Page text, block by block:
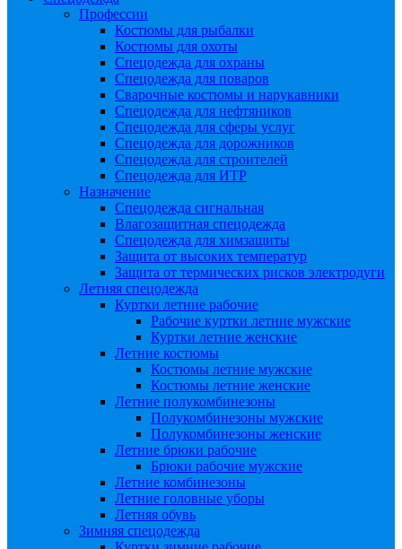
Профессии
Костюмы для рыбалки
Костюмы для охоты
Спецодежда для охраны
Спецодежда для поваров
Сварочные костюмы и нарукавники
Спецодежда для нефтяников
Спецодежда для сферы услуг
Спецодежда для дорожников
Спецодежда для строителей
Спецодежда для ИТР
Назначение
Спецодежда сигнальная
Влагозащитная спецодежда
Спецодежда для химзащиты
Защита от высоких температур
Защита от термических рисков электродуги
Летняя спецодежда
Куртки летние рабочие
Рабочие куртки летние мужские
Куртки летние женские
Летние костюмы
Костюмы летние мужские
Костюмы летние женские
Летние полукомбинезоны
Полукомбинезоны мужские
Полукомбинезоны женские
Летние брюки рабочие
Брюки рабочие мужские
Летние комбинезоны
Летние головные уборы
Летняя обувь
Зимняя спецодежда